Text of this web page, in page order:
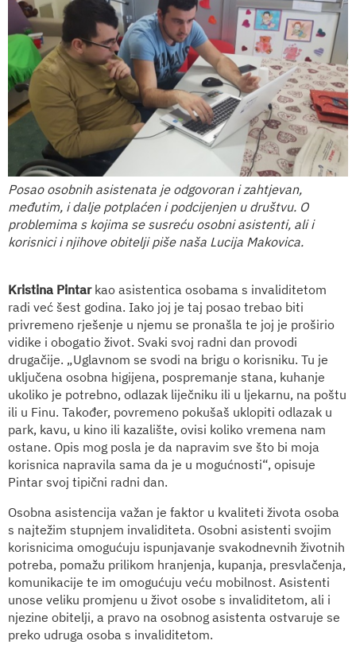
Posao osobnih asistenata je odgovoran i zahtjevan,
međutim, i dalje potplaćen i podcijenjen u društvu. O
problemima s kojima se susreću osobni asistenti, ali i
korisnici i njihove obitelji piše naša Lucija Makovica.
Kristina Pintarkao asistentica osobama s invaliditetom
radi već šest godina. Iako joj je taj posao trebao biti
privremeno rješenje u njemu se pronašla te joj je proširio
vidike i obogatio život. Svaki svoj radni dan provodi
drugačije. „Uglavnom se svodi na brigu o korisniku. Tu je
uključena osobna higijena, pospremanje stana, kuhanje
ukoliko je potrebno, odlazak liječniku ili u ljekarnu, na poštu
ili u Finu. Također, povremeno pokušaš uklopiti odlazak u
park, kavu, u kino ili kazalište, ovisi koliko vremena nam
ostane. Opis mog posla je da napravim sve što bi moja
korisnica napravila sama da je u mogućnosti“, opisuje
Pintar svoj tipični radni dan.
Osobna asistencija važan je faktor u kvaliteti života osoba
s najtežim stupnjem invaliditeta. Osobni asistenti svojim
korisnicima omogućuju ispunjavanje svakodnevnih životnih
potreba, pomažu prilikom hranjenja, kupanja, presvlačenja,
komunikacije te im omogućuju veću mobilnost. Asistenti
unose veliku promjenu u život osobe s invaliditetom, ali i
njezine obitelji, a pravo na osobnog asistenta ostvaruje se
preko udruga osoba s invaliditetom.